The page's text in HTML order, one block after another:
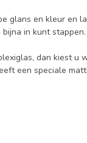
glans en kleur en
in kunt stappen.
dan kiest u
een speciale